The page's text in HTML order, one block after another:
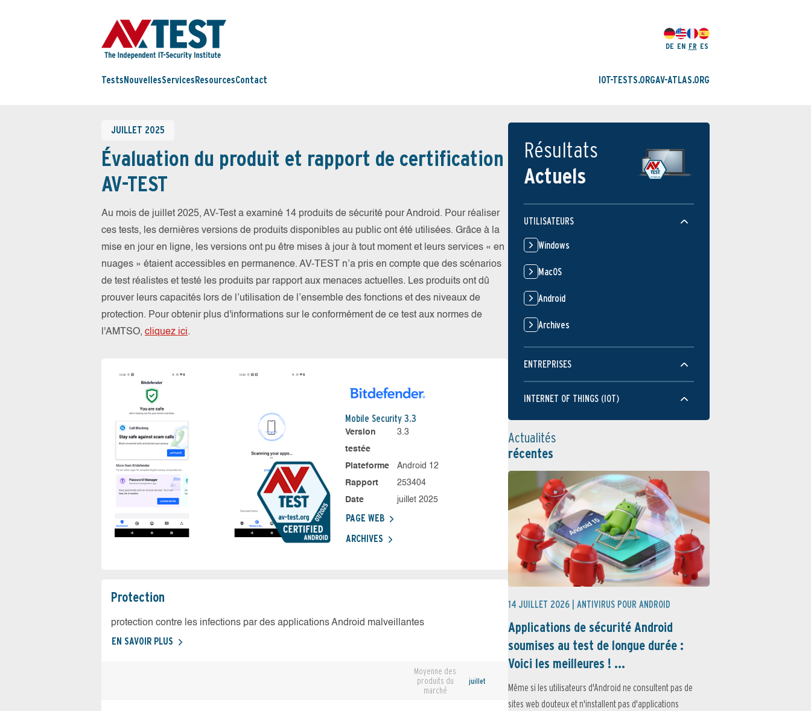
DE EN FR ES
Tests NouvellesServices ResourcesContact IOT-TESTS.ORGAV-ATLAS.ORG
JUILLET 2025
Évaluation du produit et rapport de certification
AV-TEST
Au mois de juillet 2025, AV-Test a examiné 14 produits de sécurité pour Android. Pour réaliser
ces tests, les dernières versions de produits disponibles au public ont été utilisées. Grâce à la
mise en jour en ligne, les versions ont pu être mises à jour à tout moment et leurs services « en
nuages » étaient accessibles en permanence. AV-TEST n’a pris en compte que des scénarios
de test réalistes et testé les produits par rapport aux menaces actuelles. Les produits ont dû
prouver leurs capacités lors de l’utilisation de l’ensemble des fonctions et des niveaux de
protection. Pour obtenir plus d'informations sur le conformément de ce test aux normes de
l'AMTSO, cliquez ici.
Mobile Security 3.3
Version
testée
3.3
Plateforme
Android 12
Rapport
253404
Date
juillet 2025
PAGE WEB
ARCHIVES
Protection
protection contre les infections par des applications Android malveillantes
EN SAVOIR PLUS
Moyenne des
produits du
marché
juillet
Résultats
Actuels
UTILISATEURS
Windows
MacOS
Android
Archives
ENTREPRISES
INTERNET OF THINGS (IOT)
Actualités
récentes
14 JUILLET 2026 | ANTIVIRUS POUR ANDROID
Applications de sécurité Android
soumises au test de longue durée :
Voici les meilleures ! ...
Même si les utilisateurs d'Android ne consultent pas de
sites web douteux et n'installent pas d'applications